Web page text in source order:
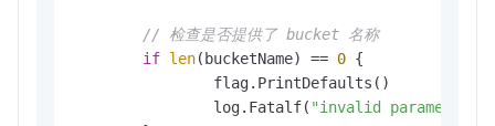
// 检查是否提供了 bucket 名称
if len(bucketName) == 0 {
		log.Fatalf(
"invalid parameters,